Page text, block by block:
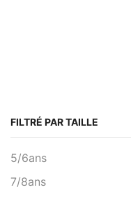
FILTRÉ PAR TAILLE
5/6ans
7/8ans